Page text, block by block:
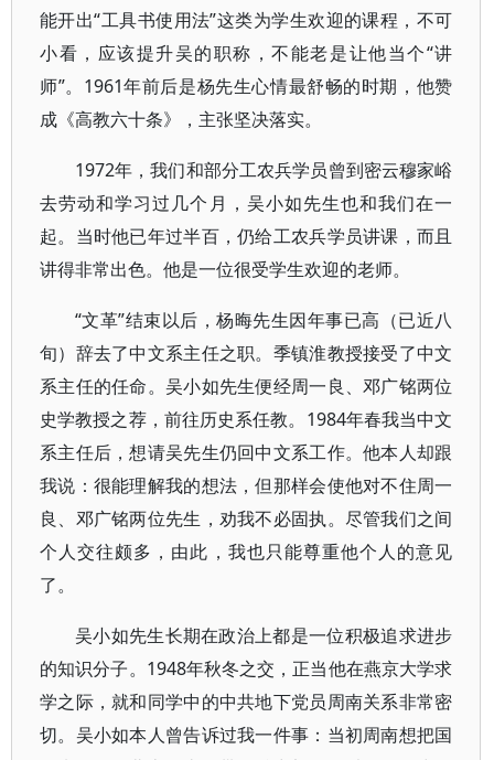
能开出“工具书使用法”这类为学生欢迎的课程，不可
小看，应该提升吴的职称，不能老是让他当个“讲
师”。1961年前后是杨先生心情最舒畅的时期，他赞
成《高教六十条》，主张坚决落实。
1972年，我们和部分工农兵学员曾到密云穆家峪
去劳动和学习过几个月，吴小如先生也和我们在一
起。当时他已年过半百，仍给工农兵学员讲课，而且
讲得非常出色。他是一位很受学生欢迎的老师。
“文革”结束以后，杨晦先生因年事已高（已近八
旬）辞去了中文系主任之职。季镇淮教授接受了中文
系主任的任命。吴小如先生便经周一良、邓广铭两位
史学教授之荐，前往历史系任教。1984年春我当中文
系主任后，想请吴先生仍回中文系工作。他本人却跟
我说：很能理解我的想法，但那样会使他对不住周一
良、邓广铭两位先生，劝我不必固执。尽管我们之间
个人交往颇多，由此，我也只能尊重他个人的意见
了。
吴小如先生长期在政治上都是一位积极追求进步
的知识分子。1948年秋冬之交，正当他在燕京大学求
学之际，就和同学中的中共地下党员周南关系非常密
切。吴小如本人曾告诉过我一件事：当初周南想把国